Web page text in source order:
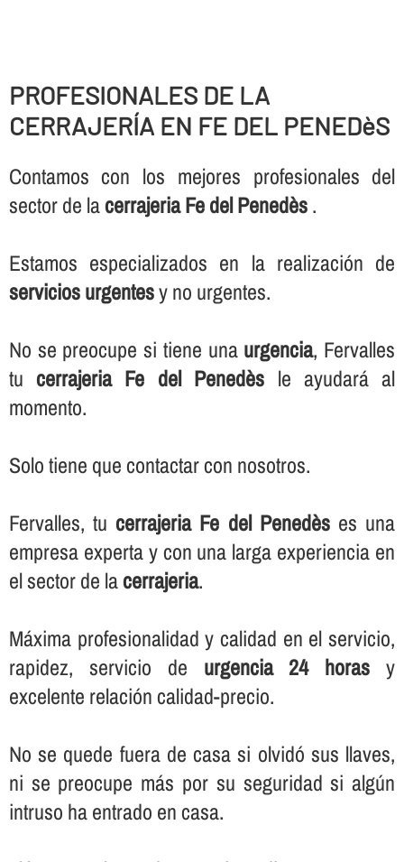
PROFESIONALES DE LA
CERRAJERÍ­A EN FE DEL PENEDèS
Contamos con los mejores profesionales del
sector de lacerrajeria Fe del Penedès.
Estamos especializados en la realización de
servicios urgentesy no urgentes.
No se preocupe si tiene una urgencia, Fervalles
tucerrajeria Fe del Penedès le ayudará al
momento.
Solo tiene que contactar con nosotros.
Fervalles, tucerrajeria Fe del Penedèses una
empresa experta y con una larga experiencia en
el sector de lacerrajeria.
Máxima profesionalidad y calidad en el servicio,
rapidez, servicio de urgencia 24 horas y
excelente relación calidad-precio.
No se quede fuera de casa si olvidó sus llaves,
ni se preocupe más por su seguridad si algún
intruso ha entrado en casa.